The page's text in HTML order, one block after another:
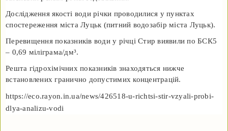
Дослідження якості води річки проводилися у пунктах
спостереження міста Луцьк (питний водозабір міста Луцьк).
Перевищення показників води у річці Стир виявили по БСК5
– 0,69 міліграма/дм³.
Решта гідрохімічних показників знаходяться нижче
встановлених гранично допустимих концентрацій.
https://eco.rayon.in.ua/news/426518-u-richtsi-stir-vzyali-probi-
dlya-analizu-vodi